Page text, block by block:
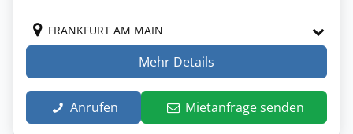
FRANKFURT AM MAIN
Mehr Details
Anrufen Mietanfrage senden